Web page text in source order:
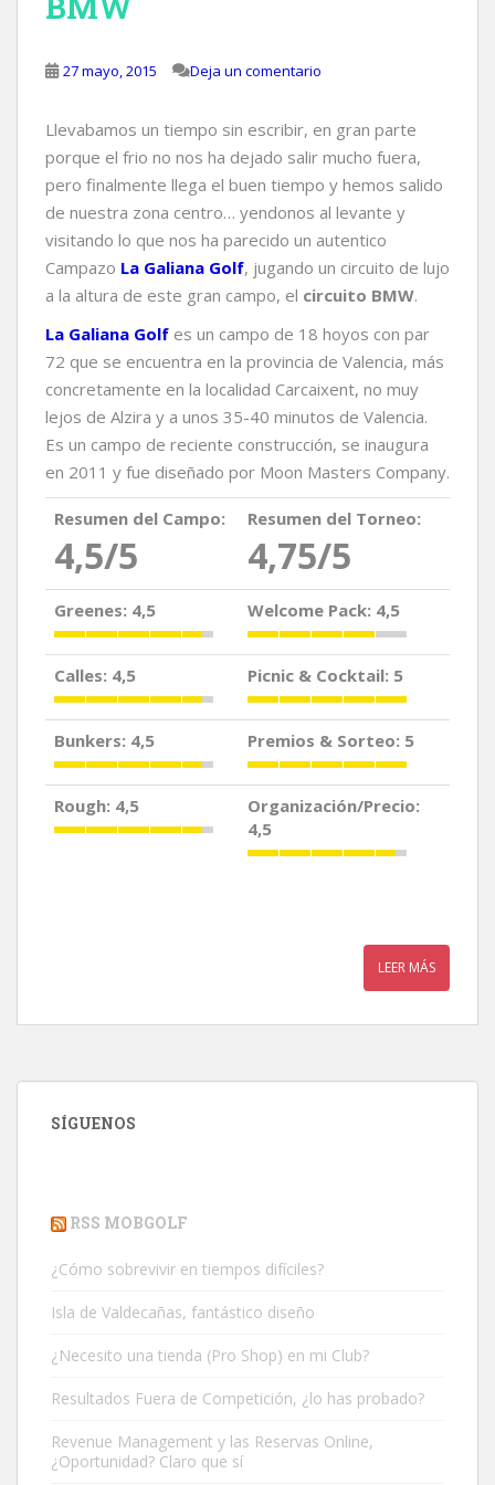
27 mayo, 2015 Deja un comentario
Llevabamos un tiempo sin escribir, en gran parte
porque el frio no nos ha dejado salir mucho fuera,
pero finalmente llega el buen tiempo y hemos salido
de nuestra zona centro… yendonos al levante y
visitando lo que nos ha parecido un autentico
Campazo La Galiana Golf, jugando un circuito de lujo
a la altura de este gran campo, el circuito BMW.
La Galiana Golf es un campo de 18 hoyos con par
72 que se encuentra en la provincia de Valencia, más
concretamente en la localidad Carcaixent, no muy
lejos de Alzira y a unos 35-40 minutos de Valencia.
Es un campo de reciente construcción, se inaugura
en 2011 y fue diseñado por Moon Masters Company.
Resumen del Campo:
4,5/5
Resumen del Torneo:
4,75/5
Greenes: 4,5 Welcome Pack: 4,5
Calles: 4,5 Picnic & Cocktail: 5
Bunkers: 4,5 Premios & Sorteo: 5
Rough: 4,5
Organización/Precio:
4,5
LEER MÁS
SÍGUENOS
RSS MOBGOLF
¿Cómo sobrevivir en tiempos difíciles?
Isla de Valdecañas, fantástico diseño
¿Necesito una tienda (Pro Shop) en mi Club?
Resultados Fuera de Competición, ¿lo has probado?
Revenue Management y las Reservas Online,
¿Oportunidad? Claro que sí